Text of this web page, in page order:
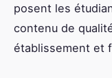
posent les
contenu de
établissement et